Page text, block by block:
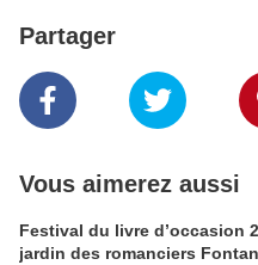
Partager
Vous aimerez aussi
Festival du livre d’occasion
jardin des romanciers